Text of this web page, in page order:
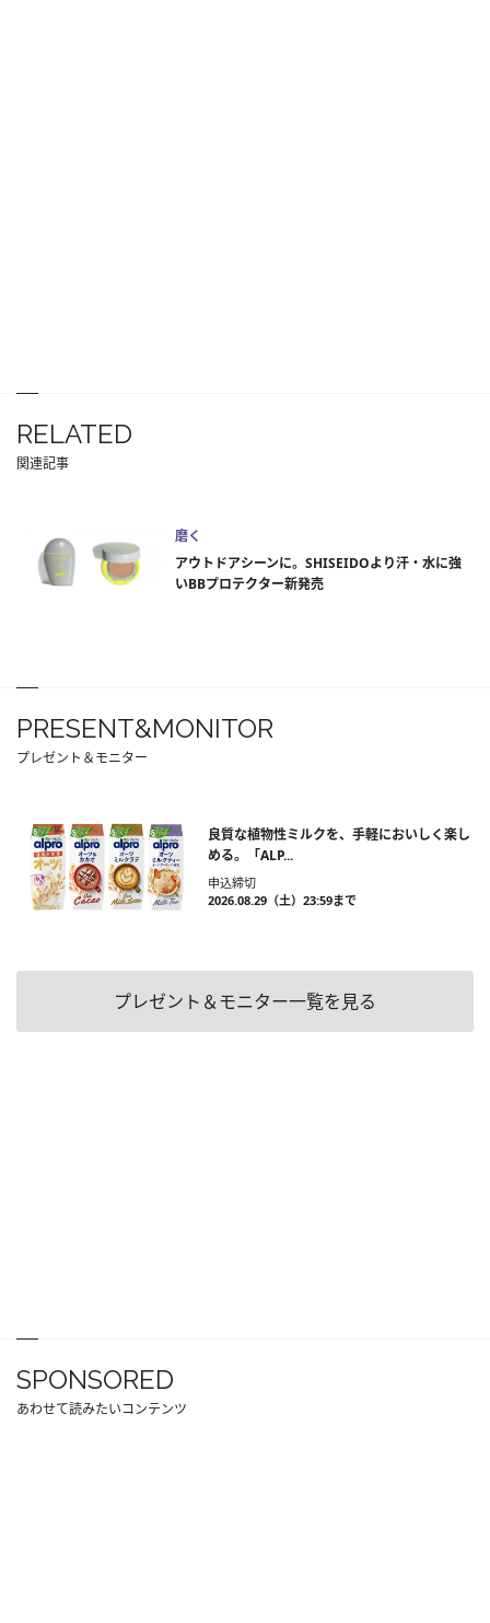
RELATED
関連記事
磨く
アウトドアシーンに。SHISEIDOより汗・水に強
いBBプロテクター新発売
PRESENT&MONITOR
プレゼント＆モニター
良質な植物性ミルクを、手軽においしく楽し
める。「ALP...
申込締切
2026.08.29（土）23:59まで
プレゼント＆モニター一覧を見る
SPONSORED
あわせて読みたいコンテンツ